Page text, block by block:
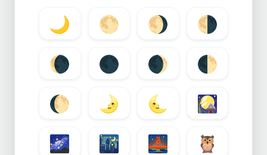
🌙 🌕 🌖
🌗
🌘
🌑 🌒
🌓
🌔
🌛 🌜
🎑
🌌
🌃 🌉
🦉